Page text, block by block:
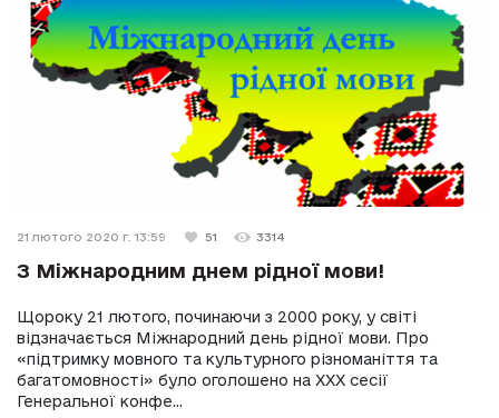
21 лютого 2020 г. 13:59 51 3314
З Міжнародним днем рідної мови!
Щороку 21 лютого, починаючи з 2000 року, у світі
відзначається Міжнародний день рідної мови. Про
«підтримку мовного та культурного різноманіття та
багатомовності» було оголошено на ХХХ сесії
Генеральної конфе...